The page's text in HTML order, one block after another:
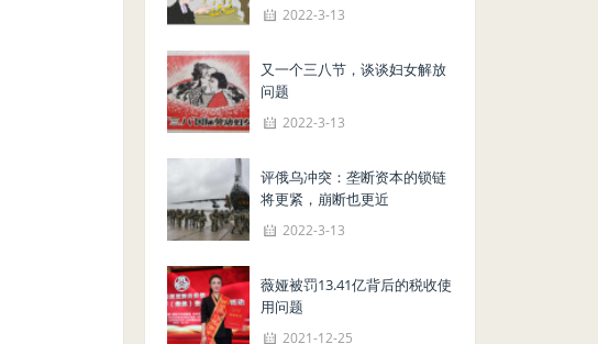
2022-3-13
又一个三八节，谈谈妇女解放
问题
2022-3-13
评俄乌冲突：垄断资本的锁链
将更紧，崩断也更近
2022-3-13
薇娅被罚13.41亿背后的税收使
用问题
2021-12-25